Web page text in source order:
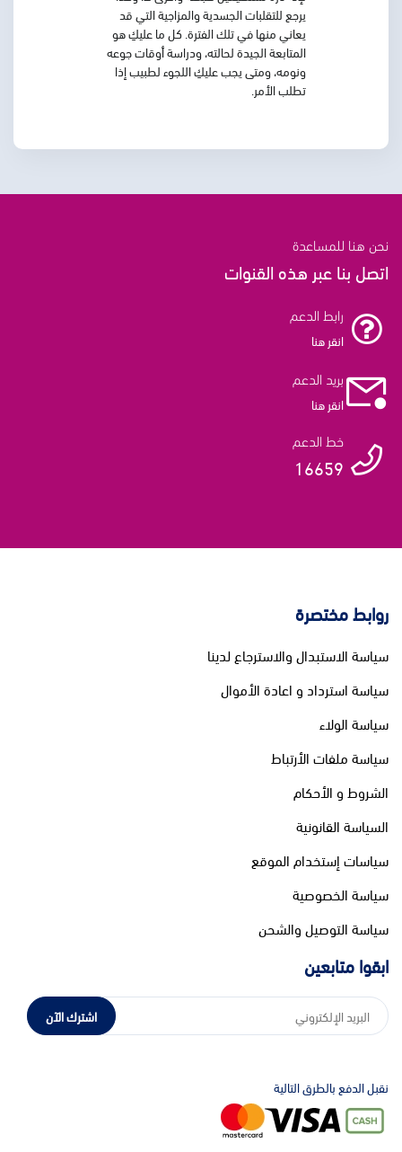
يرجع للتقلبات الجسدية والمزاجية التي قد
يعاني منها في تلك الفترة. كل ما عليكِ هو
المتابعة الجيدة لحالته، ودراسة أوقات جوعه
ونومه، ومتى يجب عليكِ اللجوء لطبيب إذا
تطلب الأمر.
نحن هنا للمساعدة
اتصل بنا عبر هذه القنوات
رابط الدعم
انقر هنا
بريد الدعم
انقر هنا
خط الدعم
16659
روابط مختصرة
سياسة الاستبدال والاسترجاع لدينا
سياسة استرداد و اعادة الأموال
سياسة الولاء
سياسة ملفات الأرتباط
الشروط و الأحكام
السياسة القانونية
سياسات إستخدام الموقع
سياسة الخصوصية
سياسة التوصيل والشحن
ابقوا متابعين
اشترك الآن
نقبل الدفع بالطرق التالية